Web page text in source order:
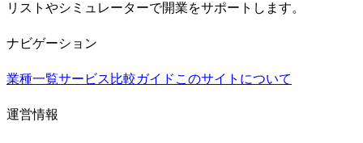
リストやシミュレーターで開業をサポートします。
ナビゲーション
業種一覧サービス比較ガイド このサイトについて
運営情報